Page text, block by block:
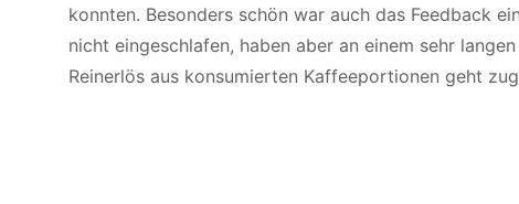
konnten. Besonders schön war auch das Feedback
nicht eingeschlafen, haben aber an einem sehr
Reinerlös aus konsumierten Kaffeeportionen geht